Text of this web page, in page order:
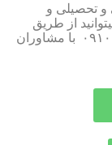
تحصیلی و
از طریق
واتساپ و تماس مستقیم با شماره ۰۹۱۰۰۸۰۰۷۱۸ با مشاوران